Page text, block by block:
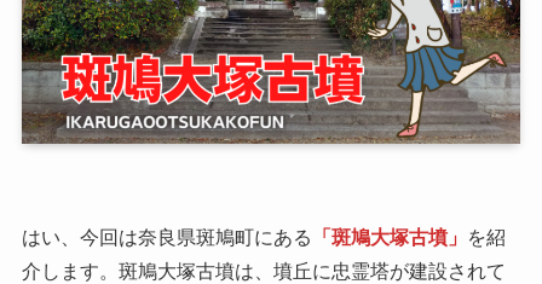
はい、今回は奈良県斑鳩町にある 「斑鳩大塚古墳」
を紹
介します。斑鳩大塚古墳は、墳丘に忠霊塔が建設されて